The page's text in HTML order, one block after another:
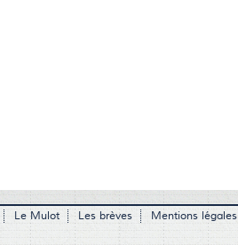
Le Mulot Les brèves Mentions légales